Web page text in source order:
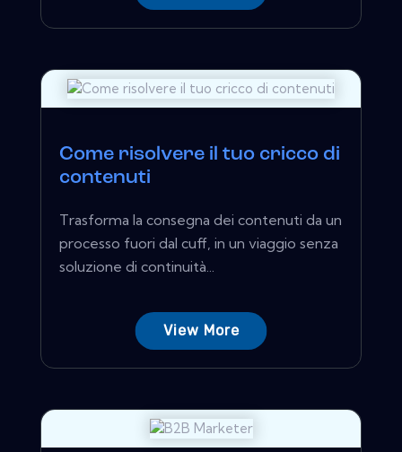
Come risolvere il tuo cricco di
contenuti
Trasforma la consegna dei contenuti da un
processo fuori dal cuff, in un viaggio senza
soluzione di continuità...
View More